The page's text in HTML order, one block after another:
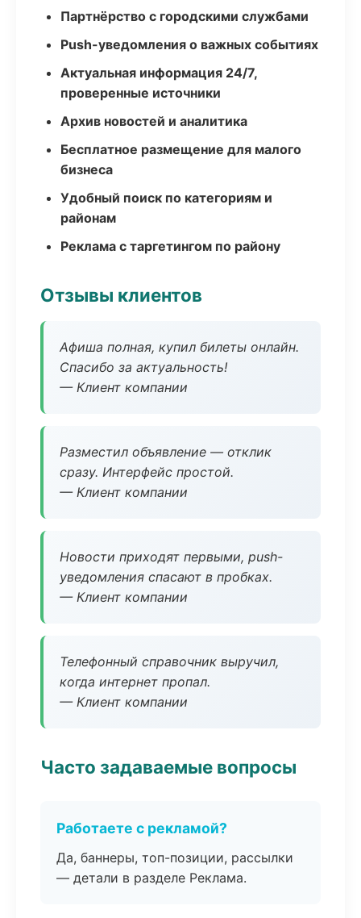
Партнёрство с городскими службами
Push-уведомления о важных событиях
Актуальная информация 24/7,
проверенные источники
Архив новостей и аналитика
Бесплатное размещение для малого
бизнеса
Удобный поиск по категориям и
районам
Реклама с таргетингом по району
Отзывы клиентов
Афиша полная, купил билеты онлайн.
Спасибо за актуальность!
— Клиент компании
Разместил объявление — отклик
сразу. Интерфейс простой.
— Клиент компании
Новости приходят первыми, push-
уведомления спасают в пробках.
— Клиент компании
Телефонный справочник выручил,
когда интернет пропал.
— Клиент компании
Часто задаваемые вопросы
Работаете с рекламой?
Да, баннеры, топ-позиции, рассылки
— детали в разделе Реклама.